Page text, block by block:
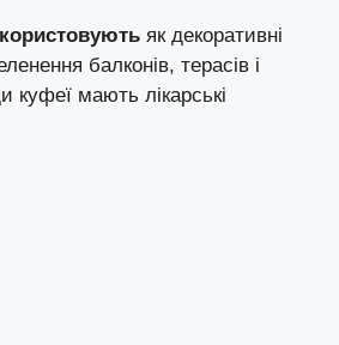
як декоративні
балконів, терасів і
куфеї мають лікарські